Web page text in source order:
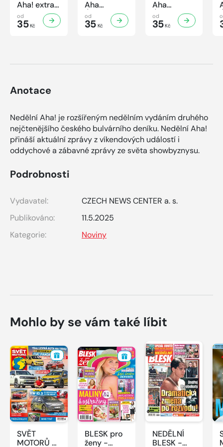
Aha! extra
č.3/2026
Úsporná
od
35Kč
Aha
Úsporná
kuchařka -
od
35Kč
Aha
Úsporná
kuchařka
od
35Kč
Anotace
Nedělní Aha! je rozšířeným nedělním vydáním druhého
nejčtenějšího českého bulvárního deníku. Nedělní Aha!
přináší aktuální zprávy z víkendových událostí i
oddychové a zábavné zprávy ze světa showbyznysu.
Podrobnosti
Vydavatel:
CZECH NEWS CENTER a. s.
Publikováno:
11.5.2025
Kategorie:
Noviny
Mohlo by se vám také líbit
SVĚT
MOTORŮ -
BLESK pro
ženy -
NEDĚLNÍ
BLESK -